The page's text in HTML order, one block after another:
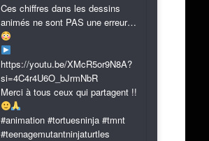
Ces chiffres dans les dessins
animés ne sont PAS une erreur…
https://youtu.be/XMcR5or9N8A?
si=4C4r4U6O_bJrmNbR
Merci à tous ceux qui partagent !!
#animation #tortuesninja #tmnt
#teenagemutantninjaturtles